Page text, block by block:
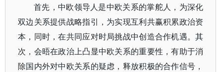
首先，中欧领导人是中欧关系的掌舵人，为深化
双边关系提供战略指引，为实现互利共赢积累政治资
本，同时，在共同应对时局挑战中创造合作机遇。其
次，会晤在政治上凸显中欧关系的重要性，有助于消
除国内外对中欧关系的疑虑，释放积极的合作信号，